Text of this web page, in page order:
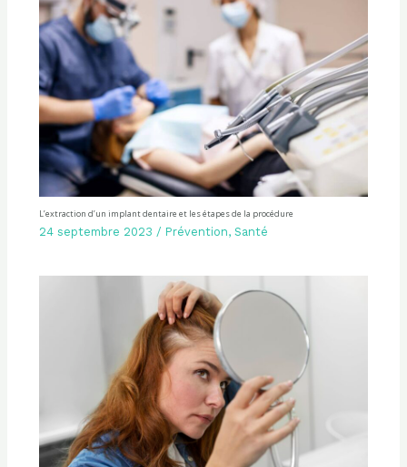
L’extraction d’un implant dentaire et les étapes de la procédure
24 septembre 2023 / Prévention, Santé